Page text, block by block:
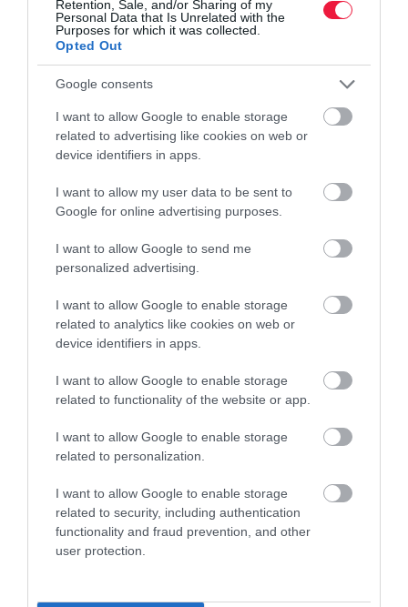
Retention, Sale, and/or Sharing of my
Personal Data that Is Unrelated with the
Purposes for which it was collected.
Opted Out
Google consents
I want to allow Google to enable storage
related to advertising like cookies on web or
device identifiers in apps.
I want to allow my user data to be sent to
Google for online advertising purposes.
I want to allow Google to send me
personalized advertising.
I want to allow Google to enable storage
related to analytics like cookies on web or
device identifiers in apps.
I want to allow Google to enable storage
related to functionality of the website or app.
I want to allow Google to enable storage
related to personalization.
I want to allow Google to enable storage
related to security, including authentication
functionality and fraud prevention, and other
user protection.
5 legendás, megfizethető használt autó
Érdekes gyűjtéssel jelentkezett a Carnet, amely a mára ritkává és